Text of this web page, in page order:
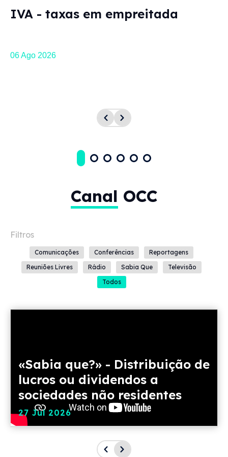
IVA - taxas em empreitada
06 Ago 2026
habitação própria e
VIDA ECONÓMICA - Artigo técnico de
Canal OCC
Comunicações Conferências
Reportagens
Reuniões Livres
Rádio Sabia Que
Televisão
Todos
«Sabia que?» - Distribuição de
lucros ou dividendos a
sociedades não residentes
27 Jul 2026